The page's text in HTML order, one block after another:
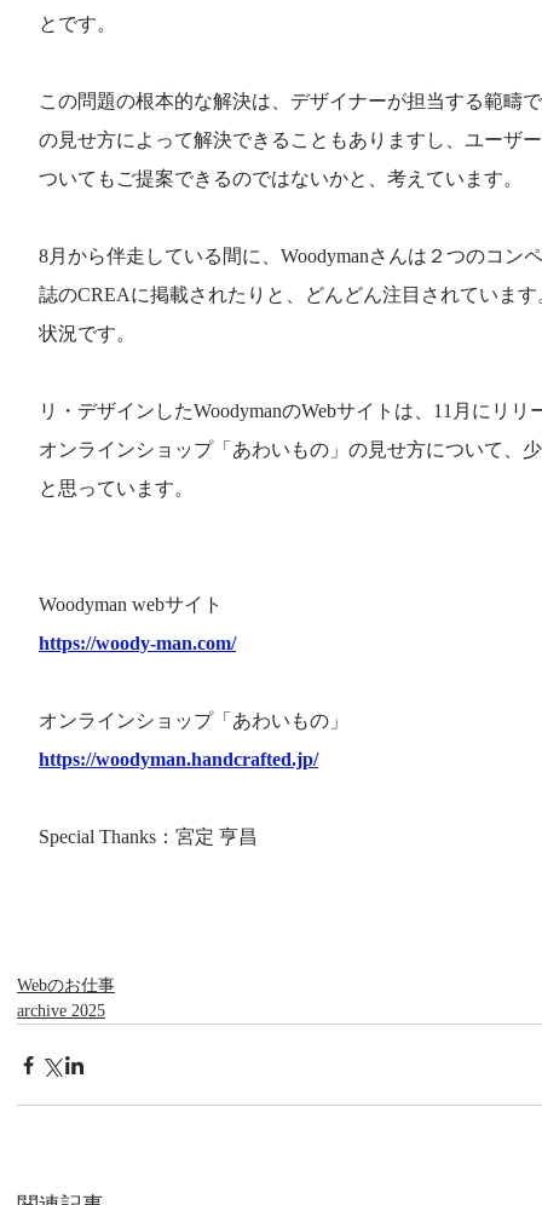
とです。
この問題の根本的な解決は、デザイナーが担当する範疇
の見せ方によって解決できることもありますし、ユーザ
ついてもご提案できるのではないかと、考えています。
8月から伴走している間に、Woodymanさんは２つのコン
誌のCREAに掲載されたりと、どんどん注目されていま
状況です。
リ・デザインしたWoodymanのWebサイトは、11月にリリ
オンラインショップ「あわいもの」の見せ方について、
と思っています。
Woodyman webサイト
https://woody-man.com/
オンラインショップ「あわいもの」
https://woodyman.handcrafted.jp/
Special Thanks：宮定 亨昌
Webのお仕事
archive 2025